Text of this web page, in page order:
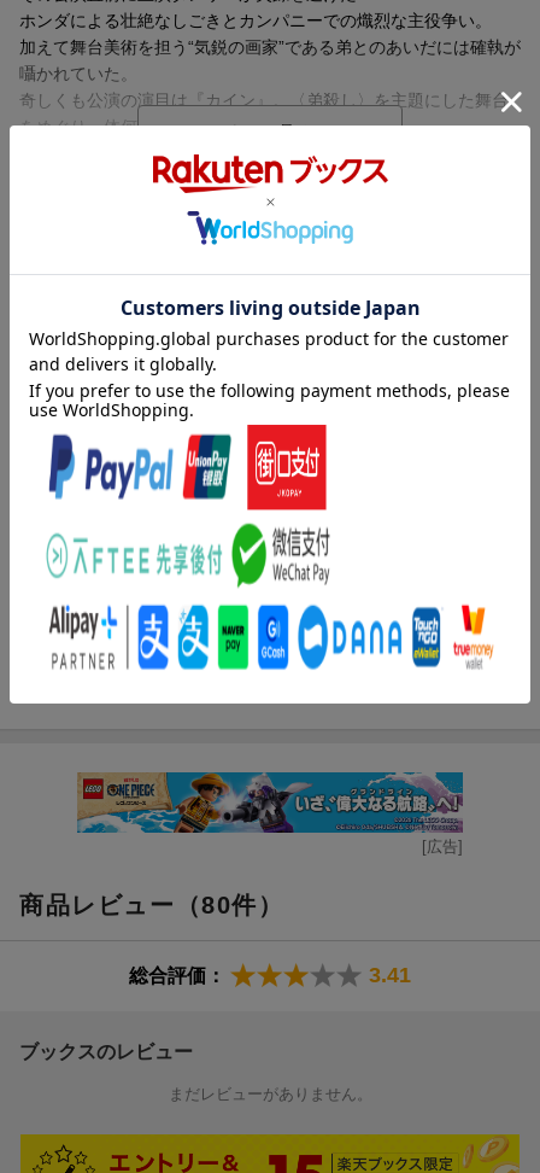
ホンダによる壮絶なしごきとカンパニーでの熾烈な主役争い。
加えて舞台美術を担う“気鋭の画家”である弟とのあいだには確執が
囁かれていた。
奇しくも公演の演目は『カイン』。〈弟殺し〉を主題にした舞台
をめぐり一体何が起きているのかーー。
弟・豪をめぐる女達の争いにホンダが買ってきた数々の恨みなど
火種は尽きず、あふれ出した激情はついに刃となって振るわれ
た人間の慟哭にまで踏み込んだ、間違いなく著者の代表作たる骨
太なエンターテイメント長篇です。
内容紹介（JPROより）
慟哭のノンストップ・ミステリー！
「世界のホンダ」と崇められるカリスマ芸術監督率いるダンスカ
ンパニー。
その新作公演三日前に、主役が消えた。
壮絶なしごきにも喰らいつき、すべてを舞台に捧げてきた男にい
ったい何があったのか。
“神”に選ばれ、己の限界を突破したいと願う表現者たちのとめどな
その陰で踏みにじられてきた人間の声なき声……。様々な思いが
錯綜し、激情はついに刃となって振るわれる。
『火のないところに煙は』で本屋大賞ノミネート。
『許されようとは思いません』続々重版中。
内容紹介（「BOOK」データベースより）
ダンサーと、画家の兄弟。答えのない世界でもがく孤独な魂は、
[広告]
商品レビュー（80件）
総合評価： 3.41
ブックスのレビュー
まだレビューがありません。